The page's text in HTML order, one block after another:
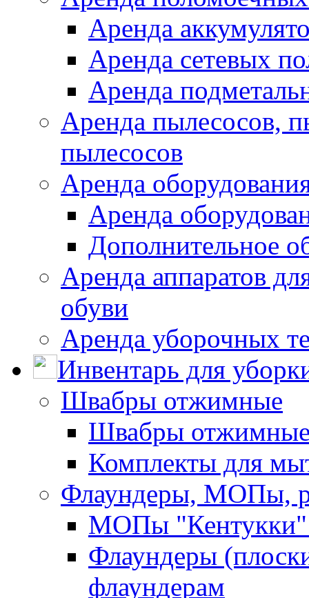
Аренда
Аренда сетевых
Аренда
Аренда пылесосов,
пылесосов
Аренда
Аренда
Дополнительное
Аренда аппаратов
обуви
Аренда уборочных
Инвентарь для
Швабры отжимные
Швабры
Комплекты для
Флаундеры, МОПы,
МОПы "Кентукки"
Флаундеры
флаундерам